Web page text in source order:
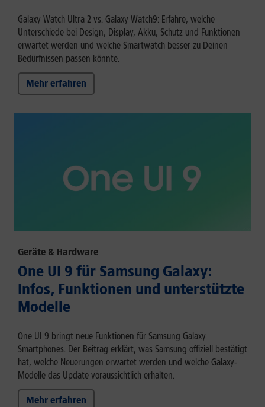
Galaxy Watch Ultra 2 vs. Galaxy Watch9: Erfahre, welche
Unterschiede bei Design, Display, Akku, Schutz und Funktionen
erwartet werden und welche Smartwatch besser zu Deinen
Bedürfnissen passen könnte.
Mehr erfahren
Geräte & Hardware
One UI 9 für Samsung Galaxy:
Infos, Funktionen und unterstützte
Modelle
One UI 9 bringt neue Funktionen für Samsung Galaxy
Smartphones. Der Beitrag erklärt, was Samsung offiziell bestätigt
hat, welche Neuerungen erwartet werden und welche Galaxy-
Modelle das Update voraussichtlich erhalten.
Mehr erfahren